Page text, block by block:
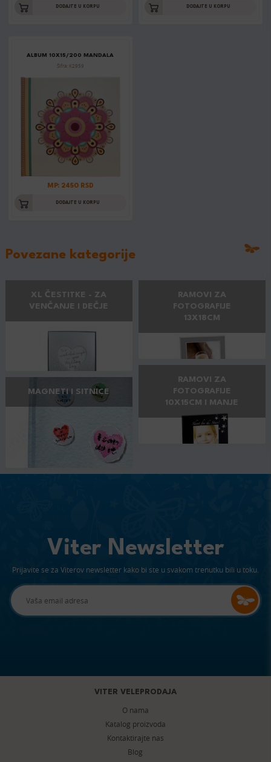
DODAJTE U KORPU DODAJTE U KORPU
ALBUM 10X15/200 MANDALA
Šifra: K2959
MP: 2450 RSD
DODAJTE U KORPU
Povezane kategorije
XL ČESTITKE - ZA
VENČANJE I DEČJE
RAMOVI ZA
FOTOGRAFIJE
13X18CM
MAGNETI I SITNICE
RAMOVI ZA
FOTOGRAFIJE
10X15CM I MANJE
Viter Newsletter
Prijavite se za Viterov newsletter kako bi ste u svakom trenutku bili u toku.
VITER VELEPRODAJA
O nama
Katalog proizvoda
Kontaktirajte nas
Blog